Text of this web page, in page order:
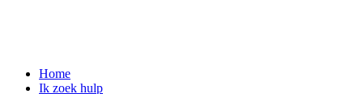
Home
Ik zoek hulp